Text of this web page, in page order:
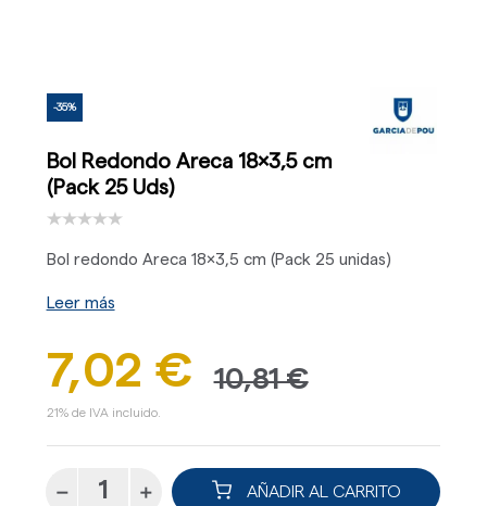
-35%
Bol Redondo Areca 18x3,5 cm
(Pack 25 Uds)
Bol redondo Areca 18x3,5 cm (Pack 25 unidas)
Leer más
7,02 € 10,81 €
21% de IVA incluido.
AÑADIR AL CARRITO